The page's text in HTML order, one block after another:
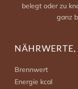
belegt oder zu
ganz
NÄHRWERTE,
Brennwert
Energie kcal